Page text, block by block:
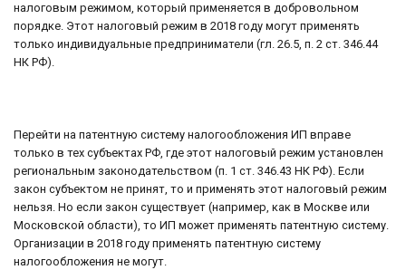
налоговым режимом, который применяется в добровольном
порядке. Этот налоговый режим в 2018 году могут применять
только индивидуальные предприниматели (гл. 26.5, п. 2 ст. 346.44
НК РФ).
Перейти на патентную систему налогообложения ИП вправе
только в тех субъектах РФ, где этот налоговый режим установлен
региональным законодательством (п. 1 ст. 346.43 НК РФ). Если
закон субъектом не принят, то и применять этот налоговый режим
нельзя. Но если закон существует (например, как в Москве или
Московской области), то ИП может применять патентную систему.
Организации в 2018 году применять патентную систему
налогообложения не могут.